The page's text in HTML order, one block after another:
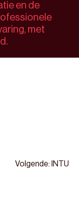
en de
met
Volgende: INTU